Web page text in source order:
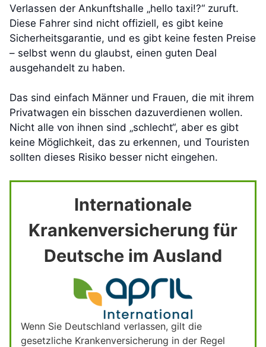
Verlassen der Ankunftshalle „hello taxi!?“ zuruft.
Diese Fahrer sind nicht offiziell, es gibt keine
Sicherheitsgarantie, und es gibt keine festen Preise
– selbst wenn du glaubst, einen guten Deal
ausgehandelt zu haben.
Das sind einfach Männer und Frauen, die mit ihrem
Privatwagen ein bisschen dazuverdienen wollen.
Nicht alle von ihnen sind „schlecht“, aber es gibt
keine Möglichkeit, das zu erkennen, und Touristen
sollten dieses Risiko besser nicht eingehen.
Internationale
Krankenversicherung für
Deutsche im Ausland
Wenn Sie Deutschland verlassen, gilt die
gesetzliche Krankenversicherung in der Regel